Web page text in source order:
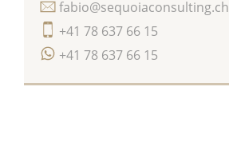
+41 78 637 66 15
+41 78 637 66 15
fabio@sequoiaconsulting.ch